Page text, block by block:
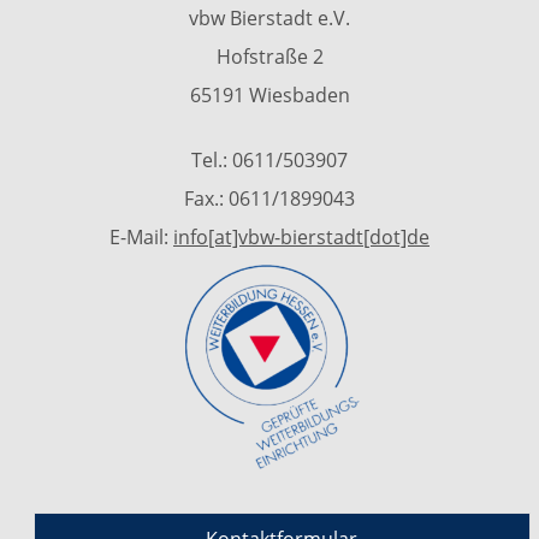
vbw Bierstadt e.V.
Hofstraße 2
65191 Wiesbaden
Tel.: 0611/503907
Fax.: 0611/1899043
E-Mail: info[at]vbw-bierstadt[dot]de